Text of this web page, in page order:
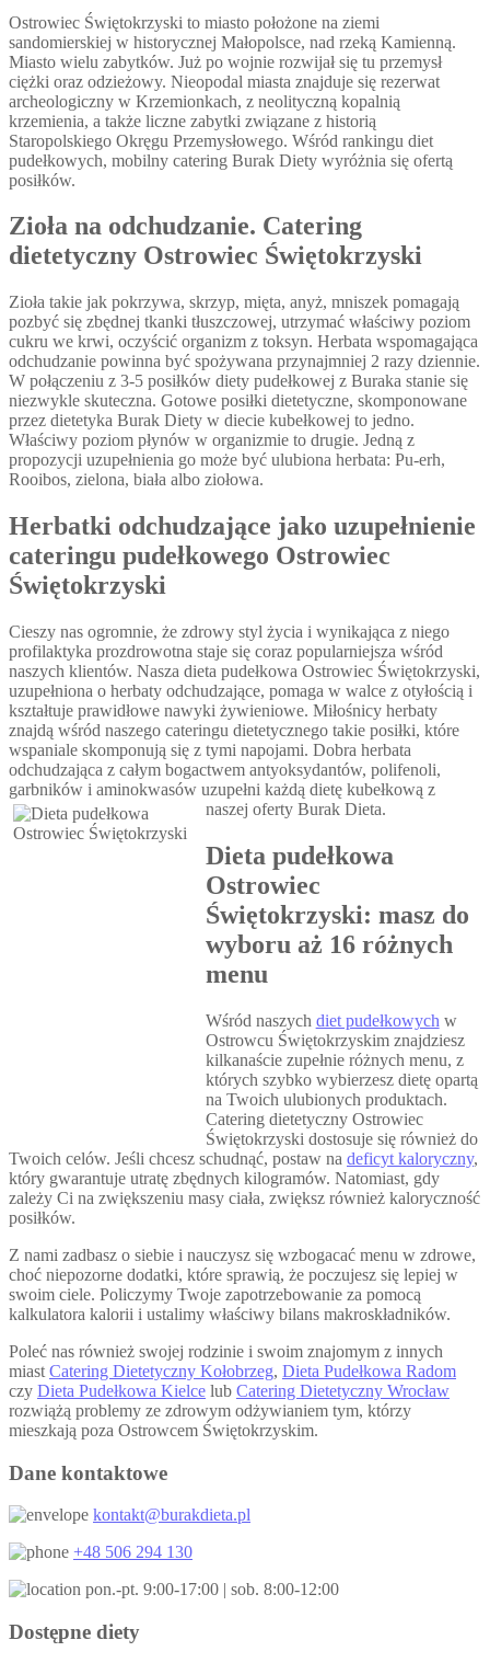
Ostrowiec Świętokrzyski to miasto położone na ziemi
sandomierskiej w historycznej Małopolsce, nad rzeką Kamienną.
Miasto wielu zabytków. Już po wojnie rozwijał się tu przemysł
ciężki oraz odzieżowy. Nieopodal miasta znajduje się rezerwat
archeologiczny w Krzemionkach, z neolityczną kopalnią
krzemienia, a także liczne zabytki związane z historią
Staropolskiego Okręgu Przemysłowego. Wśród rankingu diet
pudełkowych, mobilny catering Burak Diety wyróżnia się ofertą
posiłków.
Zioła na odchudzanie. Catering
dietetyczny Ostrowiec Świętokrzyski
Zioła takie jak pokrzywa, skrzyp, mięta, anyż, mniszek pomagają
pozbyć się zbędnej tkanki tłuszczowej, utrzymać właściwy poziom
cukru we krwi, oczyścić organizm z toksyn. Herbata wspomagająca
odchudzanie powinna być spożywana przynajmniej 2 razy dziennie.
W połączeniu z 3-5 posiłków diety pudełkowej z Buraka stanie się
niezwykle skuteczna. Gotowe posiłki dietetyczne, skomponowane
przez dietetyka Burak Diety w diecie kubełkowej to jedno.
Właściwy poziom płynów w organizmie to drugie. Jedną z
propozycji uzupełnienia go może być ulubiona herbata: Pu-erh,
Rooibos, zielona, biała albo ziołowa.
Herbatki odchudzające jako uzupełnienie
cateringu pudełkowego Ostrowiec
Świętokrzyski
Cieszy nas ogromnie, że zdrowy styl życia i wynikająca z niego
profilaktyka prozdrowotna staje się coraz popularniejsza wśród
naszych klientów. Nasza dieta pudełkowa Ostrowiec Świętokrzyski,
uzupełniona o herbaty odchudzające, pomaga w walce z otyłością i
kształtuje prawidłowe nawyki żywieniowe. Miłośnicy herbaty
znajdą wśród naszego cateringu dietetycznego takie posiłki, które
wspaniale skomponują się z tymi napojami. Dobra herbata
odchudzająca z całym bogactwem antyoksydantów, polifenoli,
garbników i aminokwasów uzupełni każdą dietę kubełkową z
naszej oferty Burak Dieta.
Dieta pudełkowa
Ostrowiec
Świętokrzyski: masz do
wyboru aż 16 różnych
menu
Wśród naszych diet pudełkowych w
Ostrowcu Świętokrzyskim znajdziesz
kilkanaście zupełnie różnych menu, z
których szybko wybierzesz dietę opartą
na Twoich ulubionych produktach.
Catering dietetyczny Ostrowiec
Świętokrzyski dostosuje się również do
Twoich celów. Jeśli chcesz schudnąć, postaw na deficyt kaloryczny,
który gwarantuje utratę zbędnych kilogramów. Natomiast, gdy
zależy Ci na zwiększeniu masy ciała, zwiększ również kaloryczność
posiłków.
Z nami zadbasz o siebie i nauczysz się wzbogacać menu w zdrowe,
choć niepozorne dodatki, które sprawią, że poczujesz się lepiej w
swoim ciele. Policzymy Twoje zapotrzebowanie za pomocą
kalkulatora kalorii i ustalimy właściwy bilans makroskładników.
Poleć nas również swojej rodzinie i swoim znajomym z innych
miast Catering Dietetyczny Kołobrzeg, Dieta Pudełkowa Radom
czy Dieta Pudełkowa Kielce lub Catering Dietetyczny Wrocław
rozwiążą problemy ze zdrowym odżywianiem tym, którzy
mieszkają poza Ostrowcem Świętokrzyskim.
Dane kontaktowe
kontakt@burakdieta.pl
+48 506 294 130
pon.-pt. 9:00-17:00 | sob. 8:00-12:00
Dostępne diety